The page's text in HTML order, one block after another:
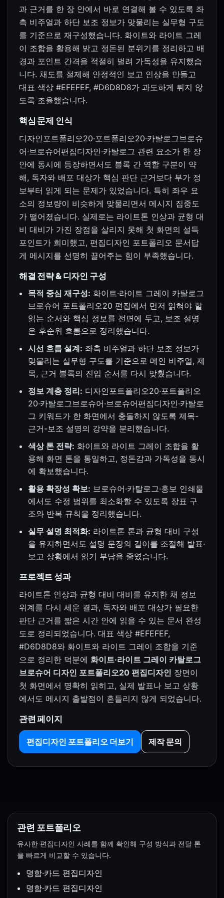
과 근거를 한 장 안에서 바로 연결해 볼 수 있도록 좌
측 비주얼과 하단 보조 정보가 맞물리는 실무형 구도
를 기준으로 재구성했습니다. 화이트와 라이트 그레
이 조합을 활용해 밝고 정돈된 분위기를 정리하고 배
경과 포인트 간격을 적절히 벌려 가독성을 유지했습
니다. 채도를 절제해 안정적인 보고 인상을 만들고
대표 색상 #EFEFEF, #D6D8D8가 과도하게 튀지 않
도록 조율했습니다.
핵심 문제 인식
디자인포트폴리오20·포트폴리오20·카탈로그브로슈
어·브로슈어편집디자인·카탈로그 관련 요소가 한 장
안에 동시에 등장하면서도 블록 간 역할 구분이 약
해, 독자와 배포 대상가 핵심 판단 근거보다 부가 정
보부터 읽게 되는 문제가 있었습니다. 특히 좌우 요
소의 정보량이 비슷하게 맞물리면서 메시지 집중도
가 떨어졌습니다. 실제로는 라이트톤 인상과 균형 대
비 대비가 가진 장점을 살리지 못해 첫 화면의 설득
포인트가 희미했고, 편집디자인 포트폴리오 문서답
게 메시지를 선명히 끌어주는 힘이 부족했습니다.
해결 전략 & 디자인 구성
목적 중심 재구성: 화이트·라이트 그레이 카탈로그
브로슈어 포트폴리오20 편집에서 먼저 읽혀야 할
읽는 순서와 핵심 정보를 전면에 두고, 보조 설명
은 후순위 흐름으로 정리했습니다.
시선 흐름 설계: 좌측 비주얼과 하단 보조 정보가
맞물리는 실무형 구도를 기준으로 메인 비주얼, 제
목, 근거 블록의 진입 순서를 다시 맞췄습니다.
정보 계층 정리: 디자인포트폴리오20·포트폴리오
20·카탈로그브로슈어·브로슈어편집디자인·카탈로
그 키워드가 한 화면에서 충돌하지 않도록 제목-
근거-보조 설명의 강약을 분리했습니다.
색상 톤 전략: 화이트와 라이트 그레이 조합을 활
용해 화면 톤을 통일하고, 정돈감과 가독성을 동시
에 확보했습니다.
활용 확장성 확보: 브로슈어·카탈로그·홍보 인쇄물
에서도 수정 범위를 최소화할 수 있도록 장표 구
조와 반복 규칙을 정리했습니다.
실무 설명 최적화: 라이트톤 톤과 균형 대비 구성
을 유지하면서도 설명 문장의 길이를 조절해 발표·
보고 상황에서 읽기 부담을 줄였습니다.
프로젝트 성과
라이트톤 인상과 균형 대비 대비를 유지한 채 정보
위계를 다시 세운 결과, 독자와 배포 대상가 필요한
판단 근거를 짧은 시간 안에 읽을 수 있는 문서 완성
도로 정리되었습니다. 대표 색상 #EFEFEF,
#D6D8D8와 화이트와 라이트 그레이 조합을 기준
으로 정리한 덕분에 화이트·라이트 그레이 카탈로그
브로슈어 디자인 포트폴리오20 편집디자인 장면이
첫 화면에서 명확히 읽히고, 실제 발표나 보고 상황
에서도 메시지 출발점이 흔들리지 않게 되었습니다.
관련 페이지
편집디자인 포트폴리오 더보기 제작 문의
관련 포트폴리오
유사한 편집디자인 사례를 함께 확인해 구성 방식과 전달 톤
을 빠르게 비교할 수 있습니다.
명함·카드 편집디자인
명함·카드 편집디자인